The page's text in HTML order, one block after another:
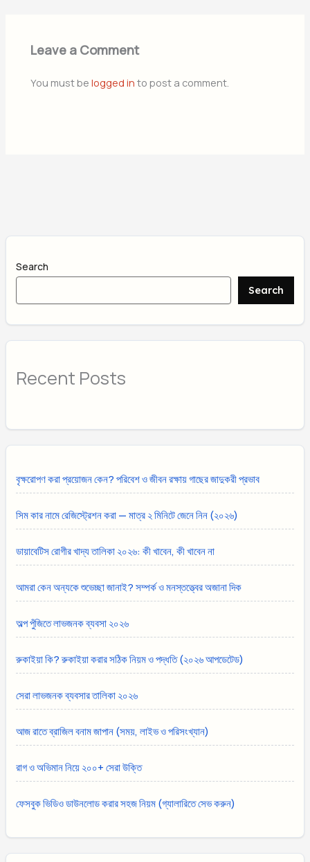
Leave a Comment
You must belogged in to post a comment.
Search
Search
Recent Posts
বৃক্ষরোপণ করা প্রয়োজন কেন? পরিবেশ ও জীবন রক্ষায় গাছের জাদুকরী প্রভাব
সিম কার নামে রেজিস্ট্রেশন করা — মাত্র ২ মিনিটে জেনে নিন (২০২৬)
ডায়াবেটিস রোগীর খাদ্য তালিকা ২০২৬: কী খাবেন, কী খাবেন না
আমরা কেন অন্যকে শুভেচ্ছা জানাই? সম্পর্ক ও মনস্তত্ত্বের অজানা দিক
অল্প পুঁজিতে লাভজনক ব্যবসা ২০২৬
রুকাইয়া কি? রুকাইয়া করার সঠিক নিয়ম ও পদ্ধতি (২০২৬ আপডেটেড)
সেরা লাভজনক ব্যবসার তালিকা ২০২৬
আজ রাতে ব্রাজিল বনাম জাপান (সময়, লাইভ ও পরিসংখ্যান)
রাগ ও অভিমান নিয়ে ২০০+ সেরা উক্তি
ফেসবুক ভিডিও ডাউনলোড করার সহজ নিয়ম (গ্যালারিতে সেভ করুন)